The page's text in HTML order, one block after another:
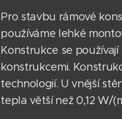
Pro stavbu rámové
používáme lehké
Konstrukce se
konstrukcemi.
technologií. U vnější
tepla větší než 0,12 W/